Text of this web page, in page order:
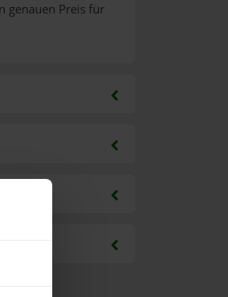
genauen Preis für